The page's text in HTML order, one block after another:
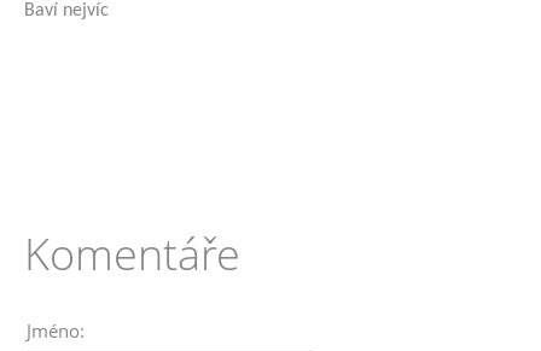
Baví nejvíc
Komentáře
Jméno: